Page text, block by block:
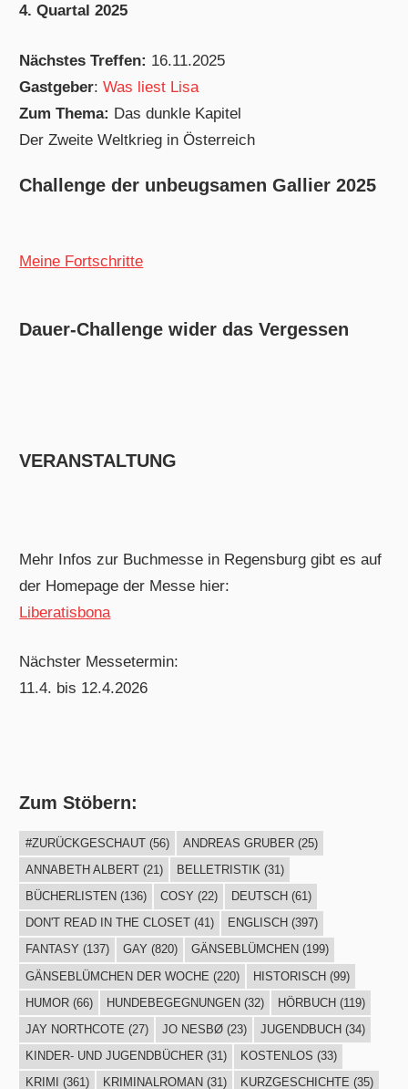
4. Quartal 2025
Nächstes Treffen: 16.11.2025
Gastgeber:Was liest Lisa
Zum Thema: Das dunkle Kapitel
Der Zweite Weltkrieg in Österreich
Challenge der unbeugsamen Gallier 2025
Meine Fortschritte
Dauer-Challenge wider das Vergessen
VERANSTALTUNG
Mehr Infos zur Buchmesse in Regensburg gibt es auf
der Homepage der Messe hier:
Liberatisbona
Nächster Messetermin:
11.4. bis 12.4.2026
Zum Stöbern:
#ZURÜCKGESCHAUT(56) ANDREAS GRUBER(25)
ANNABETH ALBERT(21) BELLETRISTIK (31)
BÜCHERLISTEN (136) COSY (22) DEUTSCH (61)
DON'T READ IN THE CLOSET(41) ENGLISCH (397)
FANTASY (137) GAY (820) GÄNSEBLÜMCHEN (199)
GÄNSEBLÜMCHEN DER WOCHE (220) HISTORISCH(99)
HUMOR(66) HUNDEBEGEGNUNGEN(32) HÖRBUCH(119)
JAY NORTHCOTE (27) JO NESBØ(23) JUGENDBUCH (34)
KINDER- UND JUGENDBÜCHER(31) KOSTENLOS (33)
KRIMI
(361) KRIMINALROMAN (31) KURZGESCHICHTE (35)